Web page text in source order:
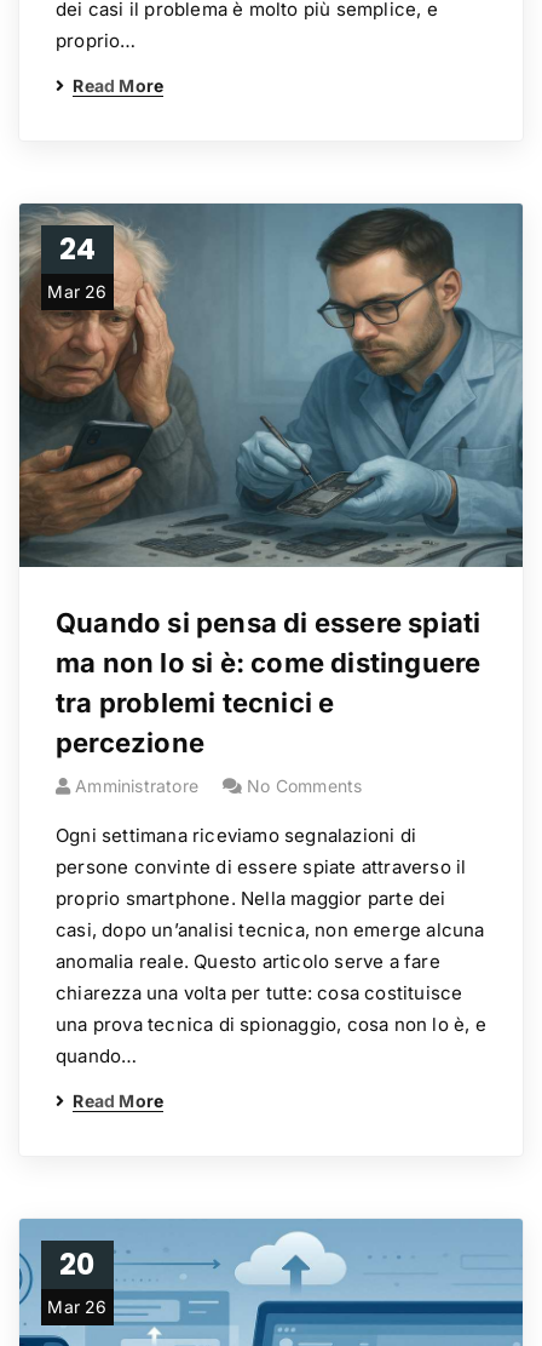
dei casi il problema è molto più semplice, e
proprio…
Read More
24
Mar 26
Quando si pensa di essere spiati
ma non lo si è: come distinguere
tra problemi tecnici e
percezione
Amministratore No Comments
Ogni settimana riceviamo segnalazioni di
persone convinte di essere spiate attraverso il
proprio smartphone. Nella maggior parte dei
casi, dopo un’analisi tecnica, non emerge alcuna
anomalia reale. Questo articolo serve a fare
chiarezza una volta per tutte: cosa costituisce
una prova tecnica di spionaggio, cosa non lo è, e
quando…
Read More
20
Mar 26